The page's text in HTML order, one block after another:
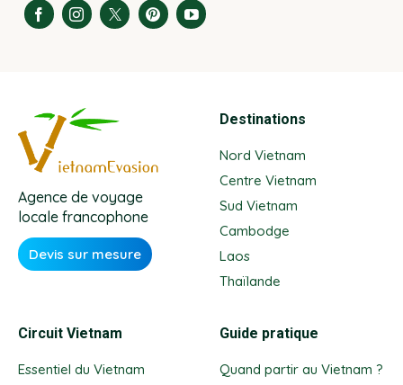
Agence de voyage
locale francophone
Devis sur mesure
Destinations
Nord Vietnam
Centre Vietnam
Sud Vietnam
Cambodge
Laos
Thaïlande
Circuit Vietnam
Essentiel du Vietnam
Guide pratique
Quand partir au Vietnam ?